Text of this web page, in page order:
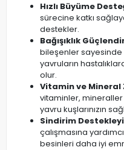
Hızlı Büyüme
sürecine katkı
destekler.
Bağışıklık
bileşenler sayesinde
yavruların
olur.
Vitamin ve Mineral
vitaminler,
yavru kuşlarınızın
Sindirim
çalışmasına
besinleri daha iyi